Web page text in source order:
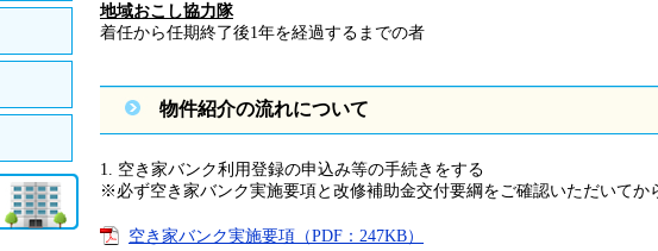
地域おこし協力隊
着任から任期終了後1年を経過するまでの者
物件紹介の流れについて
1. 空き家バンク利用登録の申込み等の手続きをする
※必ず空き家バンク実施要項と改修補助金交付要綱をご確認いただいてか
空き家バンク実施要項（PDF：247KB）